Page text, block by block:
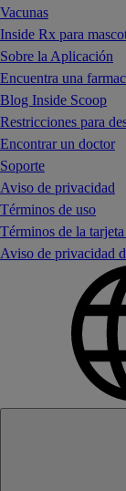
Vacunas
Inside Rx para
Sobre la Aplicación
Encuentra una
Blog Inside Scoop
Restricciones para
Encontrar un doctor
Soporte
Aviso de privacidad
Términos de uso
Términos de la
Aviso de privacidad